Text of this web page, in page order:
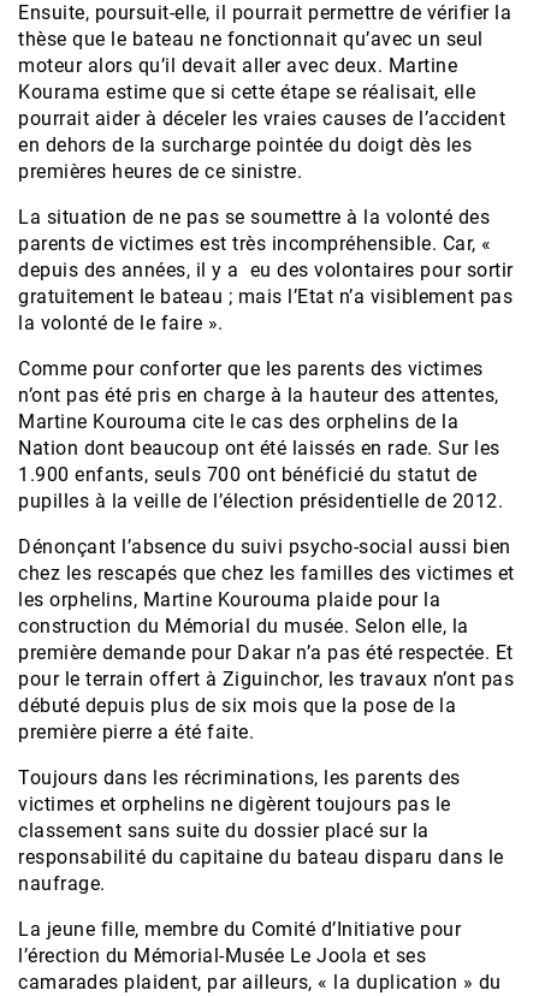
Ensuite, poursuit-elle, il pourrait permettre de vérifier la
thèse que le bateau ne fonctionnait qu’avec un seul
moteur alors qu’il devait aller avec deux. Martine
Kourama estime que si cette étape se réalisait, elle
pourrait aider à déceler les vraies causes de l’accident
en dehors de la surcharge pointée du doigt dès les
premières heures de ce sinistre.
La situation de ne pas se soumettre à la volonté des
parents de victimes est très incompréhensible. Car, «
depuis des années, il y a eu des volontaires pour sortir
gratuitement le bateau ; mais l’Etat n’a visiblement pas
la volonté de le faire ».
Comme pour conforter que les parents des victimes
n’ont pas été pris en charge à la hauteur des attentes,
Martine Kourouma cite le cas des orphelins de la
Nation dont beaucoup ont été laissés en rade. Sur les
1.900 enfants, seuls 700 ont bénéficié du statut de
pupilles à la veille de l’élection présidentielle de 2012.
Dénonçant l’absence du suivi psycho-social aussi bien
chez les rescapés que chez les familles des victimes et
les orphelins, Martine Kourouma plaide pour la
construction du Mémorial du musée. Selon elle, la
première demande pour Dakar n’a pas été respectée. Et
pour le terrain offert à Ziguinchor, les travaux n’ont pas
débuté depuis plus de six mois que la pose de la
première pierre a été faite.
Toujours dans les récriminations, les parents des
victimes et orphelins ne digèrent toujours pas le
classement sans suite du dossier placé sur la
responsabilité du capitaine du bateau disparu dans le
naufrage.
La jeune fille, membre du Comité d’Initiative pour
l’érection du Mémorial-Musée Le Joola et ses
camarades plaident, par ailleurs, « la duplication » du